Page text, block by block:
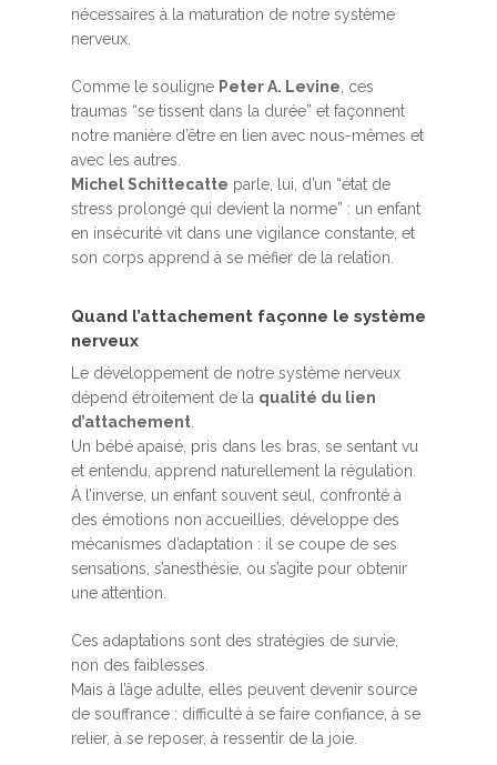
nécessaires à la maturation de notre système
nerveux.
Comme le souligne Peter A. Levine , ces
traumas “se tissent dans la durée” et façonnent
notre manière d’être en lien avec nous-mêmes et
avec les autres.
Michel Schittecatte parle, lui, d’un “état de
stress prolongé qui devient la norme” : un enfant
en insécurité vit dans une vigilance constante, et
son corps apprend à se méfier de la relation.
Quand l’attachement façonne le système
nerveux
Le développement de notre système nerveux
dépend étroitement de la qualité du lien
d’attachement
Un bébé apaisé, pris dans les bras, se sentant vu
et entendu, apprend naturellement la régulation.
À l’inverse, un enfant souvent seul, confronté à
des émotions non accueillies, développe des
mécanismes d’adaptation : il se coupe de ses
sensations, s’anesthésie, ou s’agite pour obtenir
une attention.
Ces adaptations sont des stratégies de survie,
non des faiblesses.
Mais à l’âge adulte, elles peuvent devenir source
de souffrance : difficulté à se faire confiance, à se
relier, à se reposer, à ressentir de la joie.